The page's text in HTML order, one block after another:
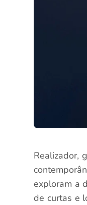
Realizador,
exploram a
de curtas e